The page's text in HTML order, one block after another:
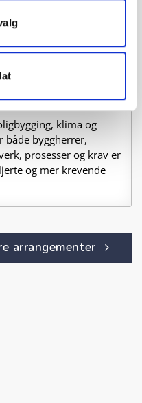
gjør
klima og
både byggherrer,
prosesser og krav er
og mer krevende
arrangementer